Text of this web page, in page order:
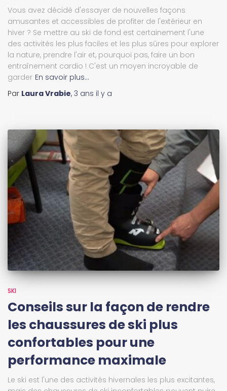
Vous avez décidé d'essayer de nouvelles façons
amusantes et accessibles de profiter de l'extérieur en
hiver ? Se mettre au ski de fond est certainement l'une
des activités les plus faciles et les plus sûres pour explorer
la nature, prendre l'air et, pourquoi pas, faire un bon
entraînement cardio ! C'est un moyen incroyable de
garder En savoir plus…
Par Laura Vrabie, 3 ans il y a
SKI
Conseils sur la façon de rendre
les chaussures de ski plus
confortables pour une
performance maximale
Le ski est l'une des activités hivernales les plus excitantes,